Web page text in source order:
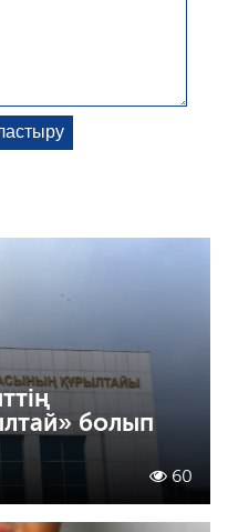
болып
60